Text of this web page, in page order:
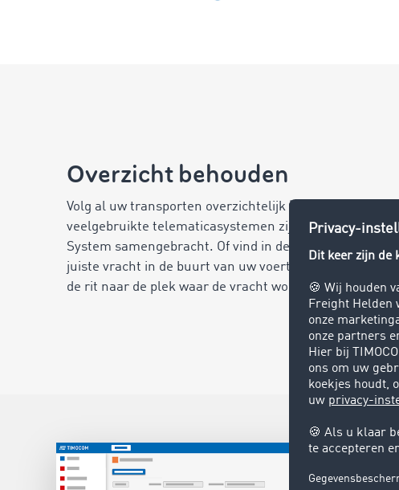
Overzicht behouden
Volg al uw transporten overzichtelijkin één kaart
veelgebruikte telematicasystemen zijn in ons Smart
System samengebracht. Of vind in de vrachtbeurs
juiste vracht in de buurt van uw voertuig en bereken
de rit naar de plek waar de vracht wordt opgehaald.